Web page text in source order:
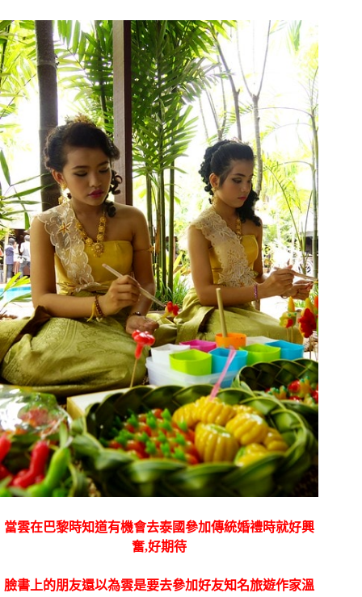
當雲在巴黎時知道有機會去泰國參加傳統婚禮時就好興
奮,好期待
臉書上的朋友還以為雲是要去參加好友知名旅遊作家溫